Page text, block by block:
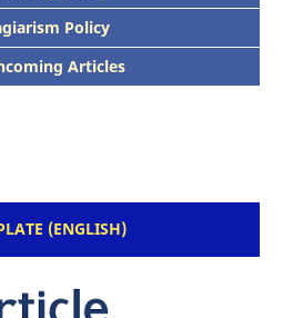
Policy
Articles
(ENGLISH)